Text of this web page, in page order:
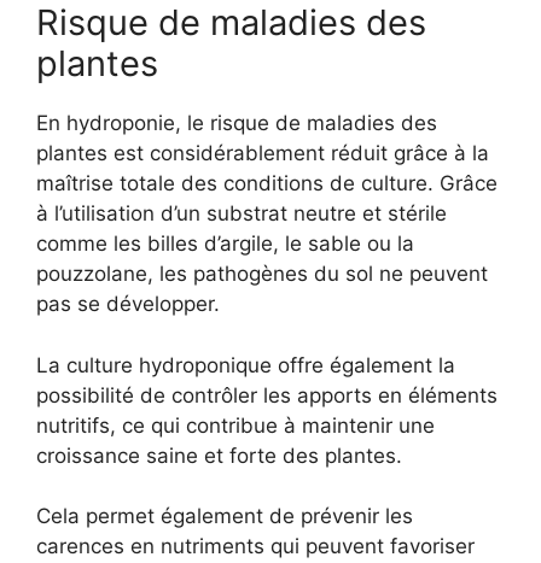
Risque de maladies des
plantes
En hydroponie, le risque de maladies des
plantes est considérablement réduit grâce à la
maîtrise totale des conditions de culture. Grâce
à l’utilisation d’un substrat neutre et stérile
comme les billes d’argile, le sable ou la
pouzzolane, les pathogènes du sol ne peuvent
pas se développer.
La culture hydroponique offre également la
possibilité de contrôler les apports en éléments
nutritifs, ce qui contribue à maintenir une
croissance saine et forte des plantes.
Cela permet également de prévenir les
carences en nutriments qui peuvent favoriser